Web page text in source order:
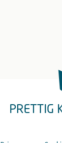
PRETTIG